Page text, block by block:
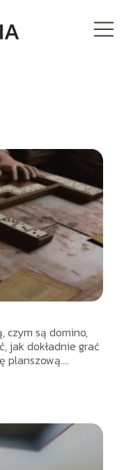
czym są domino,
jak dokładnie grać
planszową....